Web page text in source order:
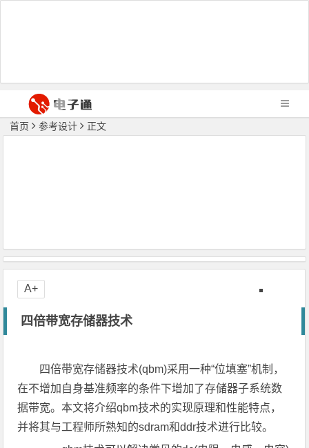
首页 参考设计 正文
四倍带宽存储器技术
四倍带宽存储器技术(qbm)采用一种“位填塞”机制，
在不增加自身基准频率的条件下增加了存储器子系统数
据带宽。本文将介绍qbm技术的实现原理和性能特点，
并将其与工程师所熟知的sdram和ddr技术进行比较。
A+